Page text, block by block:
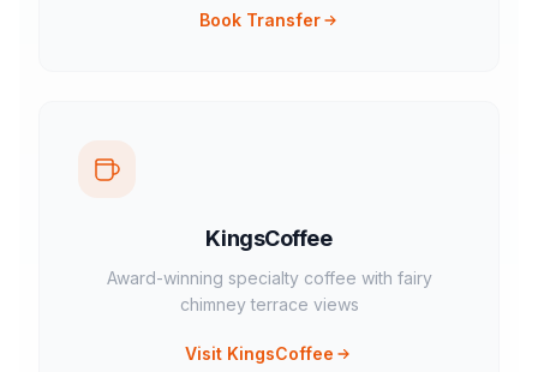
Book Transfer
KingsCoffee
Award-winning specialty coffee with fairy
chimney terrace views
Visit KingsCoffee